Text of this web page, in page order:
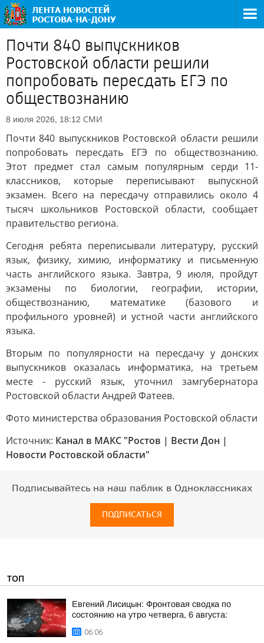
Почти 840 выпускников
Ростовской области решили
попробовать пересдать ЕГЭ по
обществознанию
8 июля 2026, 18:12 СМИ
Почти 840 выпускников Ростовской области решили
попробовать пересдать ЕГЭ по обществознанию.
Этот предмет стал самым популярным серди 11-
классников, которые переписывают выпускной
экзамен. Всего на пересдачу отправились около 4
тысяч школьников Ростовской области, сообщает
правительство региона.
Сегодня ребята переписывали литературу, русский
язык, физику, химию, информатику и письменную
часть английского языка. Завтра, 9 июля, пройдут
экзамены по биологии, географии, истории,
обществознанию, математике (базового и
профильного уровней) и устной части английского
языка.
Вторым по популярности на пересдачу у донских
выпускников оказалась информатика, на третьем
месте - русский язык, уточнил замгубернатора
Ростовской области Андрей Фатеев.
Фото министерства образования Ростовской области
Источник: Канал в МАКС "Ростов | Вести Дон |
Новости Ростовской области"
Подписывайтесь на наш паблик в Одноклассниках
ПОДПИСАТЬСЯ
ТОП
Евгений Лисицын: Фронтовая сводка по
состоянию на утро четверга, 6 августа:
06:06